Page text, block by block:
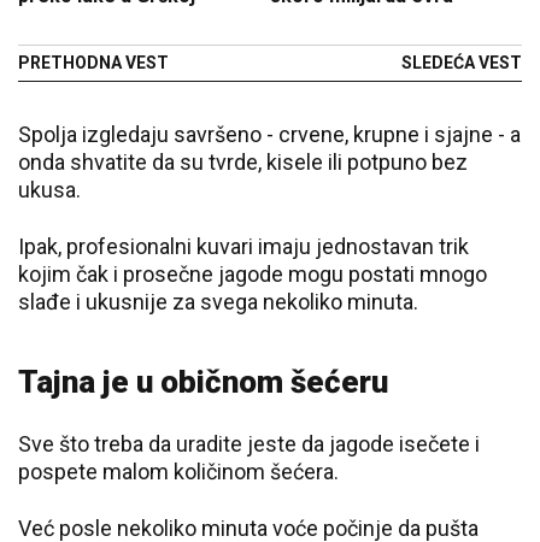
PRETHODNA VEST SLEDEĆA VEST
Spolja izgledaju savršeno - crvene, krupne i sjajne - a
onda shvatite da su tvrde, kisele ili potpuno bez
ukusa.
Ipak, profesionalni kuvari imaju jednostavan trik
kojim čak i prosečne jagode mogu postati mnogo
slađe i ukusnije za svega nekoliko minuta.
Tajna je u običnom šećeru
Sve što treba da uradite jeste da jagode isečete i
pospete malom količinom šećera.
Već posle nekoliko minuta voće počinje da pušta